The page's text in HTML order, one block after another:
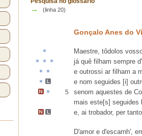
→ (linha 20)
Gonçalo Anes do
Maestre, tôdolos
já quê filham sempre
e outrossi ar filham a
e nom seguides [i]
5 senom aquestes de
mais este[s] seguides
e, ai trobador, per
D'amor e d'escarnh',